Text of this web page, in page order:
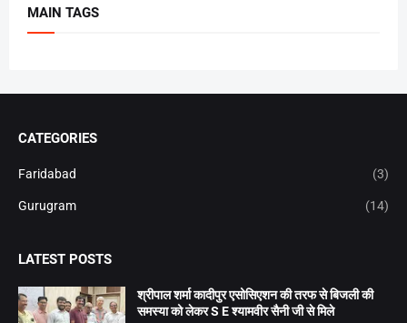
MAIN TAGS
CATEGORIES
Faridabad (3)
Gurugram (14)
LATEST POSTS
श्रीपाल शर्मा कादीपुर एसोसिएशन की तरफ से बिजली की
समस्या को लेकर S E श्यामवीर सैनी जी से मिले